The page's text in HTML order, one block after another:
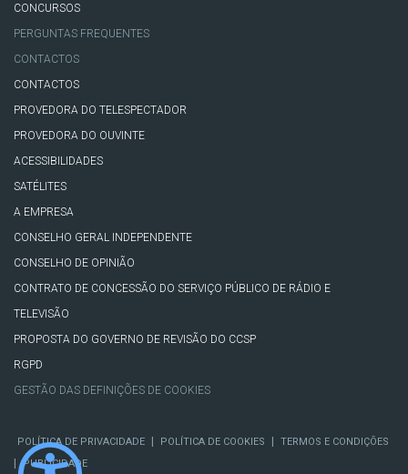
CONCURSOS
PERGUNTAS FREQUENTES
CONTACTOS
CONTACTOS
PROVEDORA DO TELESPECTADOR
PROVEDORA DO OUVINTE
ACESSIBILIDADES
SATÉLITES
A EMPRESA
CONSELHO GERAL INDEPENDENTE
CONSELHO DE OPINIÃO
CONTRATO DE CONCESSÃO DO SERVIÇO PÚBLICO DE RÁDIO E
TELEVISÃO
PROPOSTA DO GOVERNO DE REVISÃO DO CCSP
RGPD
GESTÃO DAS DEFINIÇÕES DE COOKIES
POLÍTICA DE PRIVACIDADE | POLÍTICA DE COOKIES | TERMOS E CONDIÇÕES
|
PUBLICIDADE